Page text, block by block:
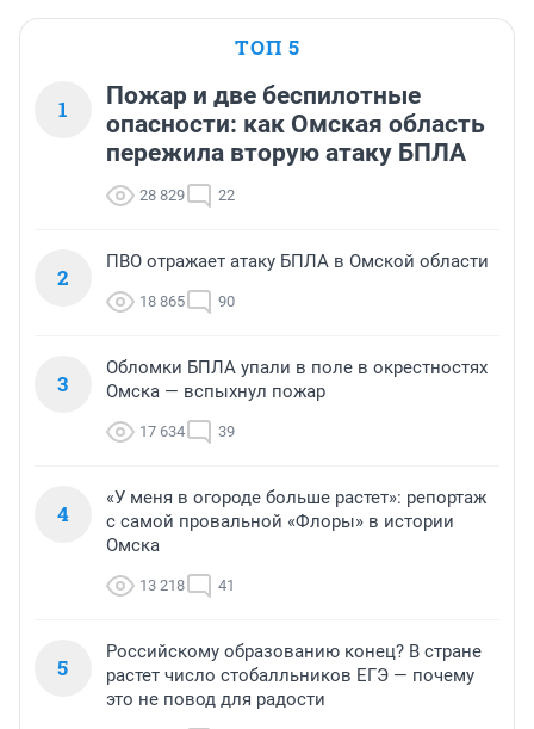
ТОП 5
1
Пожар и две беспилотные
опасности: как Омская область
пережила вторую атаку БПЛА
28 829 22
2
ПВО отражает атаку БПЛА в Омской области
18 865 90
3
Обломки БПЛА упали в поле в окрестностях
Омска — вспыхнул пожар
17 634 39
4
«У меня в огороде больше растет»: репортаж
с самой провальной «Флоры» в истории
Омска
13 218 41
5
Российскому образованию конец? В стране
растет число стобалльников ЕГЭ — почему
это не повод для радости